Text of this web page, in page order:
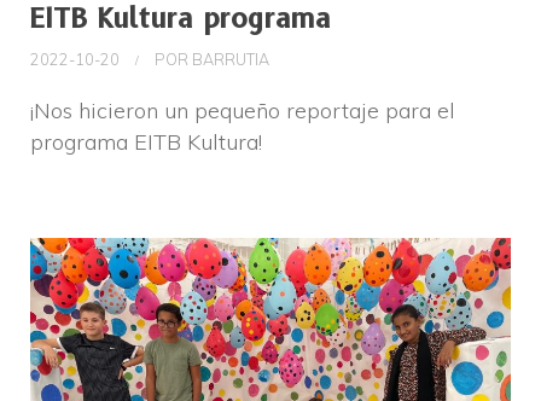
EITB Kultura programa
2022-10-20 POR BARRUTIA
¡Nos hicieron un pequeño reportaje para el
programa EITB Kultura!